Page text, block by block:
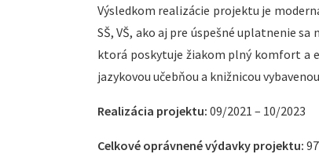
Výsledkom realizácie projektu je
SŠ, VŠ, ako aj pre úspešné uplatnenie
ktorá poskytuje žiakom plný komfort a
jazykovou učebňou a knižnicou
Realizácia projektu: 09/2021 – 10/2023
Celkové oprávnené výdavky projektu: